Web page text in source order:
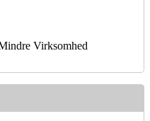
Virksomhed